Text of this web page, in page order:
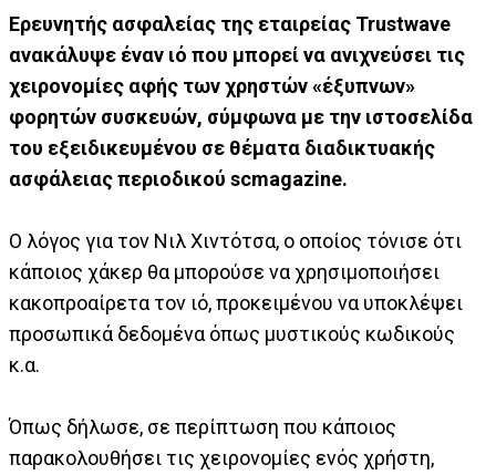
Ερευνητής ασφαλείας της εταιρείας Trustwave
ανακάλυψε έναν ιό που μπορεί να ανιχνεύσει τις
χειρονομίες αφής των χρηστών «έξυπνων»
φορητών συσκευών, σύμφωνα με την ιστοσελίδα
του εξειδικευμένου σε θέματα διαδικτυακής
ασφάλειας περιοδικού scmagazine.
Ο λόγος για τον Νιλ Χιντότσα, ο οποίος τόνισε ότι
κάποιος χάκερ θα μπορούσε να χρησιμοποιήσει
κακοπροαίρετα τον ιό, προκειμένου να υποκλέψει
προσωπικά δεδομένα όπως μυστικούς κωδικούς
κ.α.
Όπως δήλωσε, σε περίπτωση που κάποιος
παρακολουθήσει τις χειρονομίες ενός χρήστη,